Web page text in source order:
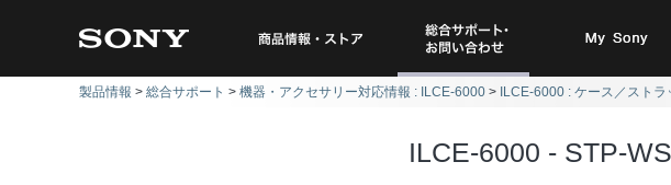
商品情報・ストア
総合サポート・お
My
製品情報 総合サポート 機器・アクセサリー対応情報 : ILCE-6000 ILCE-6000 : ケース／ストラ
ILCE-6000 - STP-